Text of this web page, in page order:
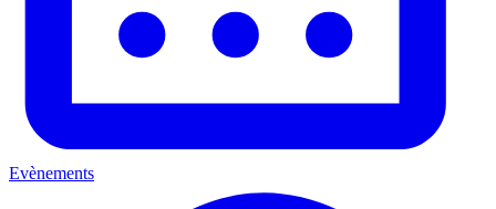
Evènements